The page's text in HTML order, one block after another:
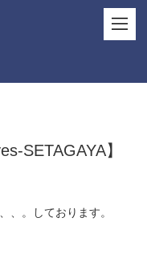
SETAGAYA】
、。しております。